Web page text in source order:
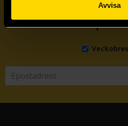
Avvisa
Prenumerera på